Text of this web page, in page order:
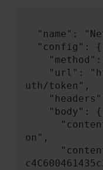
uth/token",
on",